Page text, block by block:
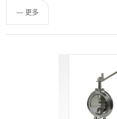
— 更多